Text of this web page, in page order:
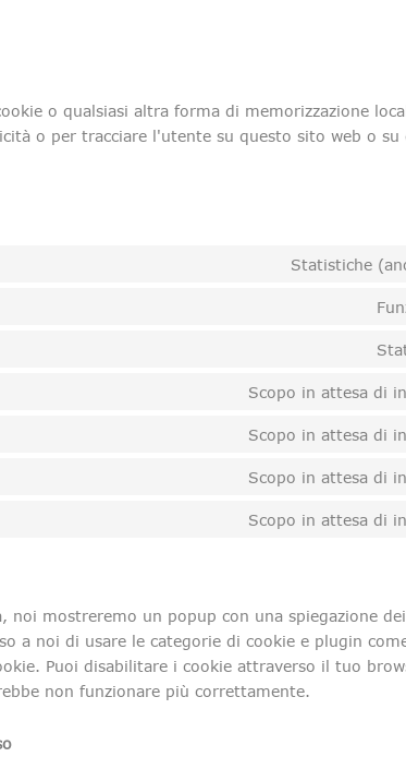
o qualsiasi altra forma di memorizzazione
o per tracciare l'utente su questo sito web o su
Statistiche
Scopo in attesa di
Scopo in attesa di
Scopo in attesa di
Scopo in attesa di
mostreremo un popup con una spiegazione
a noi di usare le categorie di cookie e plugin
Puoi disabilitare i cookie attraverso il tuo
non funzionare più correttamente.